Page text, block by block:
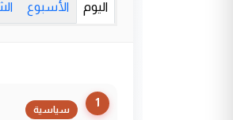
اليوم الأسبوع
1
سياسية